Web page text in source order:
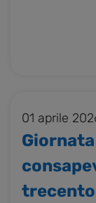
01 aprile